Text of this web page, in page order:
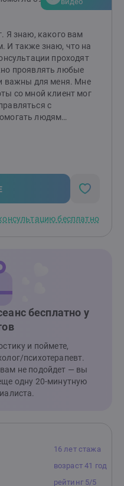
глубокая
привычные проблемы.
вашу жизнь
Готовы к первым
начнём ваш путь к
Я знаю, какого вам
И также знаю, что на
проходят
проявлять любые
важны для меня. Мне
со мной клиент мог
с
людям
рада видеть вас на
и в паре от
НЕ работаю с: теми, кто
заставили прийти;
диагнозами; любыми
бесплатно
бесплатно у
и поймете,
психотерапевт.
не подойдет — вы
одну 20-минутную
16 лет стажа
возраст 41 год
рейтинг 5/5